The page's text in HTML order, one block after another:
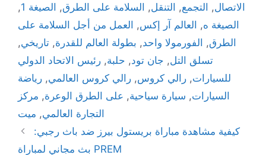
الاتصال, التجمع, التنقل, السلامة على الطرق, الصيغة 1
,
الصيغة ه, العالم آر إكس, العمل من أجل السلامة على
الطرق, الفورمولا واحد, بطولة العالم للقدرة, تاريخي,
تسلق التل, جان تود, حلبة, رئيس الاتحاد الدولي
للسيارات, رالي كروس, رالي كروس العالمي, رياضة
السيارات, سيارة سياحية, على الطرق الوعرة, مركز
التجارة العالمي, ميت
كيفية مشاهدة مباراة بريستول بيرز ضد باث رجبي:
بث مجاني لمباراة PREM